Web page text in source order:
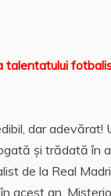
talentatului
dar adevărat!
şi trădată în
de la Real
acest an.